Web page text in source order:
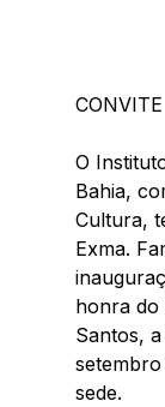
CONVITE
O
Bahia,
Cultura,
Exma.
honra do
Santos,
sede.